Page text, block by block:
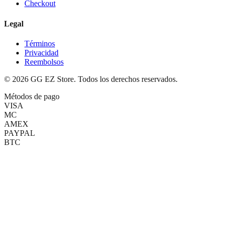
Checkout
Legal
Términos
Privacidad
Reembolsos
© 2026 GG EZ Store. Todos los derechos reservados.
Métodos de pago
VISA
MC
AMEX
PAYPAL
BTC